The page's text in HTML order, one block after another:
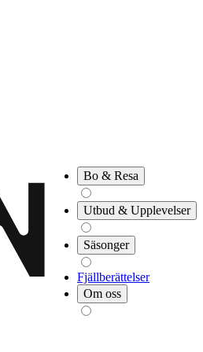
Bo & Resa
Utbud & Upplevelser
Säsonger
Fjällberättelser
Om oss